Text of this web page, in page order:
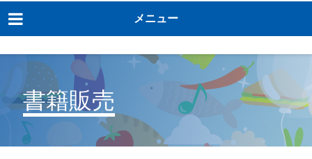
メニュー
書籍販売